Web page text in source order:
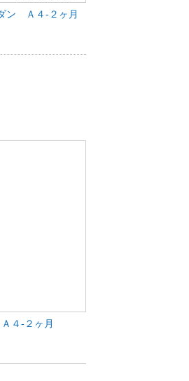
ン Ａ４-２ヶ月
４-２ヶ月